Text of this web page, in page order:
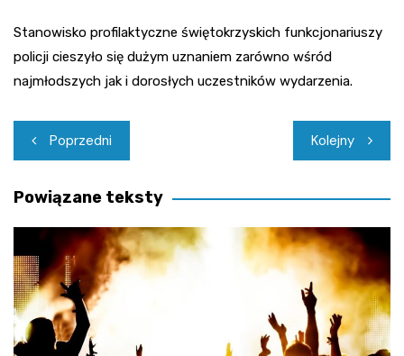
Stanowisko profilaktyczne świętokrzyskich funkcjonariuszy
policji cieszyło się dużym uznaniem zarówno wśród
najmłodszych jak i dorosłych uczestników wydarzenia.
Nawigacja
wpisu
Poprzedni Kolejny
Powiązane teksty